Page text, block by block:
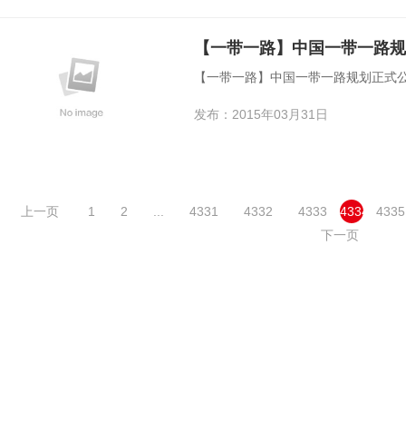
【一带一路】中国一带一路
【一带一路】中国一带一路规划正式
发布：2015年03月31日
上一页 1 2 4331 4332 4333 4334
4335
下一页